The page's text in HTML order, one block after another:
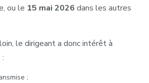
ou le 15 mai 2026 dans les autres
le dirigeant a donc intérêt à
;